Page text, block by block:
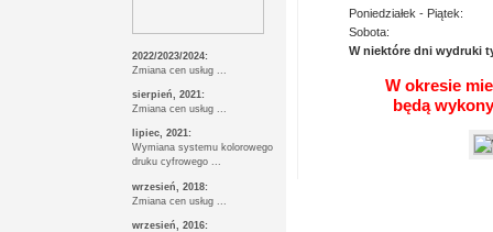
2022/2023/2024:
Zmiana cen usług ...
sierpień, 2021:
Zmiana cen usług ...
lipiec, 2021:
Wymiana systemu kolorowego
druku cyfrowego ...
wrzesień, 2018:
Zmiana cen usług ...
wrzesień, 2016:
Poniedziałek - Piątek:
Sobota:
W niektóre dni wydruki
W okresie
będą